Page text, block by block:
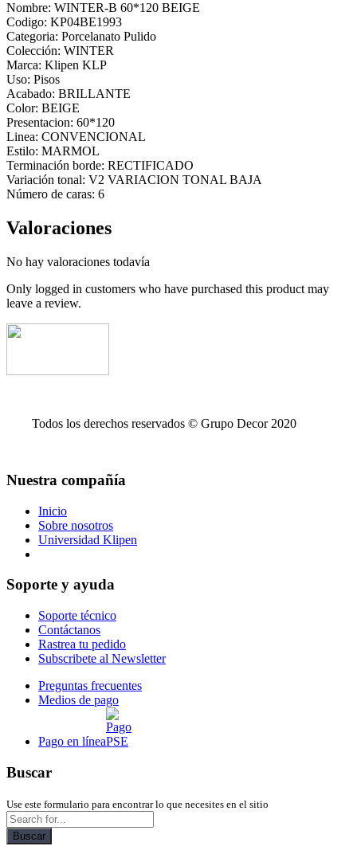
Nombre: WINTER-B 60*120 BEIGE
Codigo: KP04BE1993
Categoria: Porcelanato Pulido
Colección: WINTER
Marca: Klipen KLP
Uso: Pisos
Acabado: BRILLANTE
Color: BEIGE
Presentacion: 60*120
Linea: CONVENCIONAL
Estilo: MARMOL
Terminación borde: RECTIFICADO
Variación tonal: V2 VARIACION TONAL BAJA
Número de caras: 6
Valoraciones
No hay valoraciones todavía
Only logged in customers who have purchased this product may
leave a review.
Todos los derechos reservados © Grupo Decor 2020
Nuestra compañía
Inicio
Sobre nosotros
Universidad Klipen
Soporte y ayuda
Soporte técnico
Contáctanos
Rastrea tu pedido
Subscribete al Newsletter
Preguntas frecuentes
Medios de pago
Pago en línea
Buscar
Use este formulario para encontrar lo que necesites en el sitio
Buscar